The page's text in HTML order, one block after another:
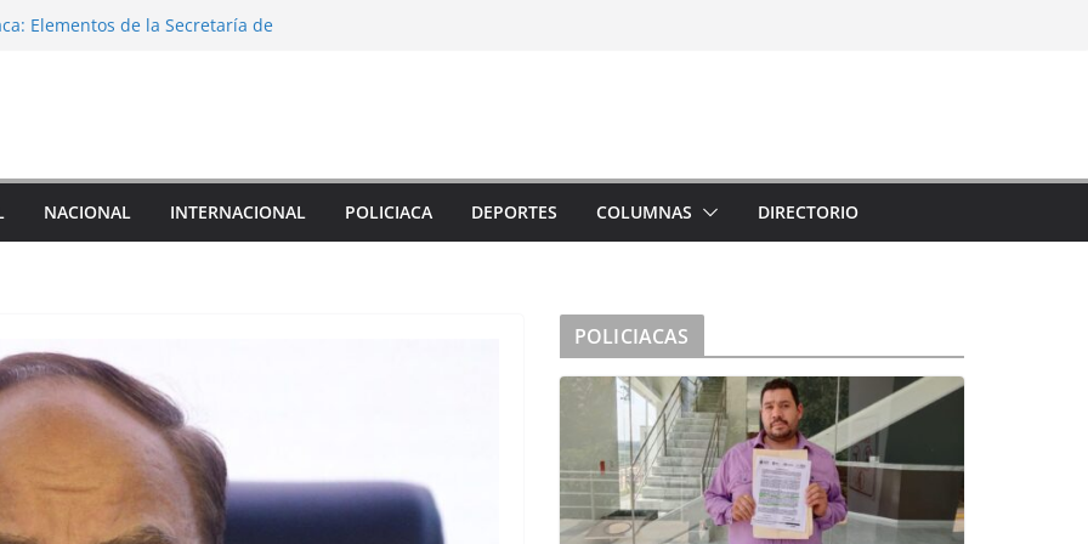
Redonda
agrede a garrotazos a menor de edad
la colonia Revolución que terminó en
de Tránsito Municipal de Mendoza por
forzada de cuatro personas
policías siguen sin aparecer, aunque
como “ubicados”
NACIONAL INTERNACIONAL POLICIACA DEPORTES COLUMNAS DIRECTORIO
POLICIACAS